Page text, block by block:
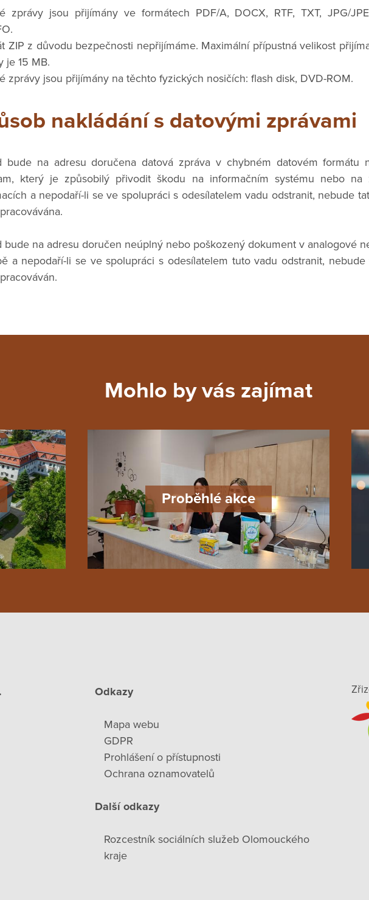
zprávy jsou přijímány ve formátech PDF/A, DOCX, RTF, TXT, JPG/
ZIP z důvodu bezpečnosti nepřijímáme. Maximální přípustná velikost
je 15 MB.
zprávy jsou přijímány na těchto fyzických nosičích: flash disk, DVD-ROM.
nakládání s datovými zprávami
bude na adresu doručena datová zpráva v chybném datovém formátu
který je způsobilý přivodit škodu na informačním systému nebo na
a nepodaří-li se ve spolupráci s odesílatelem vadu odstranit, nebude
bude na adresu doručen neúplný nebo poškozený dokument v analogové
a nepodaří-li se ve spolupráci s odesílatelem tuto vadu odstranit,
Mohlo by vás zajímat
Proběhlé akce
Odkazy
Mapa webu
GDPR
Prohlášení o přístupnosti
Ochrana oznamovatelů
Další odkazy
Rozcestník sociálních služeb Olomouckého
kraje